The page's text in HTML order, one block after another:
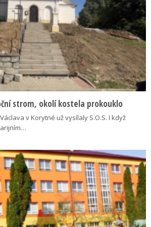
strom, okolí kostela prokouklo
v Korytné už vysílaly S.O.S. I když